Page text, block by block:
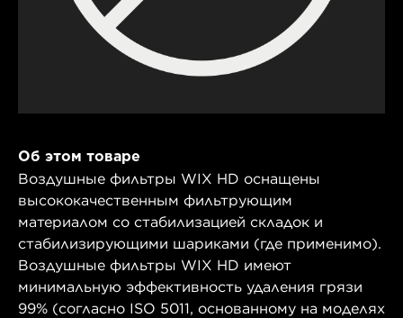
Об этом товаре
Воздушные фильтры WIX HD оснащены
высококачественным фильтрующим
материалом со стабилизацией складок и
стабилизирующими шариками (где применимо).
Воздушные фильтры WIX HD имеют
минимальную эффективность удаления грязи
99% (согласно ISO 5011, основанному на моделях